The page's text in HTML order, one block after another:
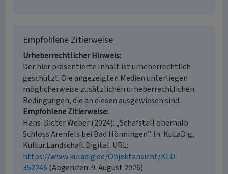
Empfohlene Zitierweise
Urheberrechtlicher Hinweis
Der hier präsentierte Inhalt ist urheberrechtlich
geschützt. Die angezeigten Medien unterliegen
möglicherweise zusätzlichen urheberrechtlichen
Bedingungen, die an diesen ausgewiesen sind.
Empfohlene Zitierweise
Hans-Dieter Weber (2024): „Schafstall oberhalb
Schloss Arenfels bei Bad Hönningen”. In: KuLaDig,
Kultur.Landschaft.Digital. URL:
https://www.kuladig.de/Objektansicht/KLD-
352246 (Abgerufen: 9. August 2026)